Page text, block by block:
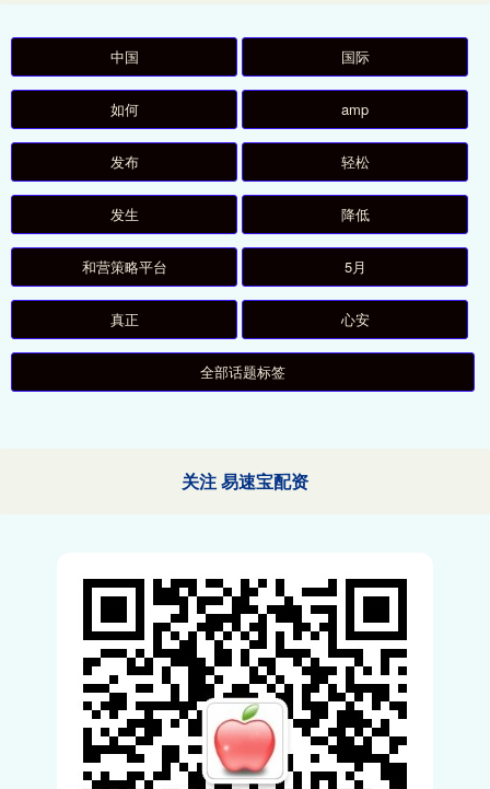
中国 国际
如何 amp
发布 轻松
发生 降低
和营策略平台 5月
真正 心安
全部话题标签
关注 易速宝配资